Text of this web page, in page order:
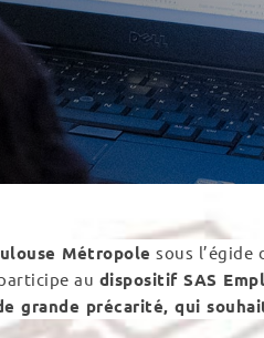
Métropole sous l’égide
au dispositif SAS
grande précarité, qui